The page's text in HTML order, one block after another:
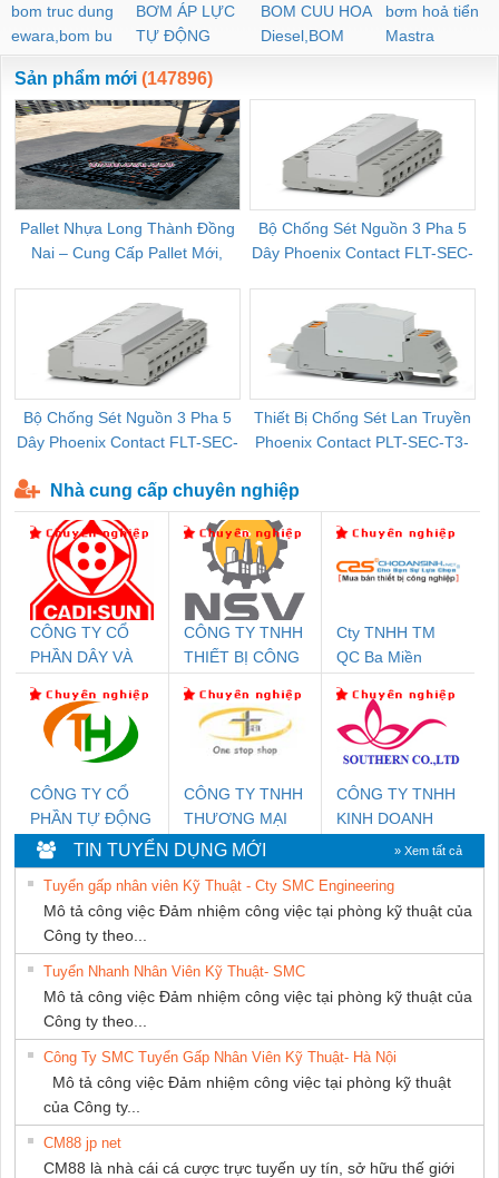
bom truc dung
ewara,bom bu
ewara
BƠM ÁP LỰC
TỰ ĐỘNG
BOM CUU HOA
Diesel,BOM
CHUA CHAY
bơm hoả tiển
Mastra
Sản phẩm mới (147896)
Pallet Nhựa Long Thành Đồng
Nai – Cung Cấp Pallet Mới,
Bộ Chống Sét Nguồn 3 Pha 5
Dây Phoenix Contact FLT-SEC-
Bộ Chống Sét Nguồn 3 Pha 5
Dây Phoenix Contact FLT-SEC-
Thiết Bị Chống Sét Lan Truyền
Phoenix Contact PLT-SEC-T3-
Nhà cung cấp chuyên nghiệp
CÔNG TY CỔ
PHẦN DÂY VÀ
THƯỢNG ĐÌNH
CÔNG TY TNHH
THIẾT BỊ CÔNG
SETSUBI VIỆT
NAM
Cty TNHH TM
QC Ba Miền
CÔNG TY CỔ
PHẦN TỰ ĐỘNG
TIẾN HƯNG
CÔNG TY TNHH
THƯƠNG MẠI
THIÊN ÂN VIỆT
NAM
CÔNG TY TNHH
KINH DOANH
DỊCH VỤ XNK
PHƯƠNG NAM
TIN TUYỂN DỤNG MỚI » Xem tất cả
Tuyển gấp nhân viên Kỹ Thuật - Cty SMC Engineering
Mô tả công việc Đảm nhiệm công việc tại phòng kỹ thuật của
Công ty theo...
Tuyển Nhanh Nhân Viên Kỹ Thuật- SMC
Mô tả công việc Đảm nhiệm công việc tại phòng kỹ thuật của
Công ty theo...
Công Ty SMC Tuyển Gấp Nhân Viên Kỹ Thuật- Hà Nội
Mô tả công việc Đảm nhiệm công việc tại phòng kỹ thuật
của Công ty...
CM88 jp net
CM88 là nhà cái cá cược trực tuyến uy tín, sở hữu thế giới